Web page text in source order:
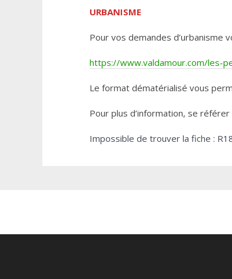
URBANISME
Pour vos demandes d’urbanisme
https://www.valdamour.com/les-
Le format dématérialisé vous
Pour plus d’information, se
Impossible de trouver la fiche :